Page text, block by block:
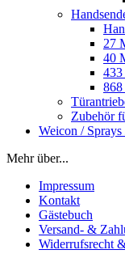
27
40
Zubehör
Weicon /
Mehr über...
Impressum
Kontakt
Gästebuch
Versand- &
Widerrufsrecht